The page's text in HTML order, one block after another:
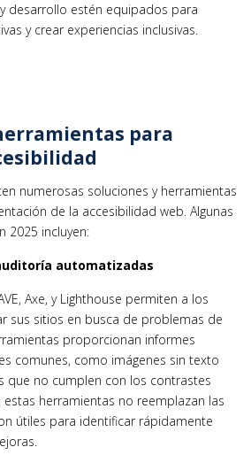
desarrollo estén equipados para
y crear experiencias inclusivas.
para
numerosas soluciones y herramientas
de la accesibilidad web. Algunas
2025 incluyen:
automatizadas
Axe, y Lighthouse permiten a los
sus sitios en busca de problemas de
proporcionan informes
comunes, como imágenes sin texto
que no cumplen con los contrastes
herramientas no reemplazan las
útiles para identificar rápidamente